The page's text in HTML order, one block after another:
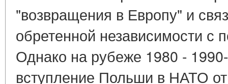
"возвращения в Европу" и
обретенной независимости с
Однако на рубеже 1980 -
вступление Польши в НАТО